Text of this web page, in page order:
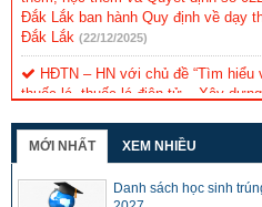
Đắk Lắk ban hành Quy định về dạy
Đắk Lắk (22/12/2025)
HĐTN – HN với chủ đề “Tìm
thuốc lá, thuốc lá điện tử – Xây
Danh mục SGK lớp 6;7;8;9 – Năm
Danh sách học sinh trúng tuyển
MỚI NHẤT XEM NHIỀU
Danh sách học sinh